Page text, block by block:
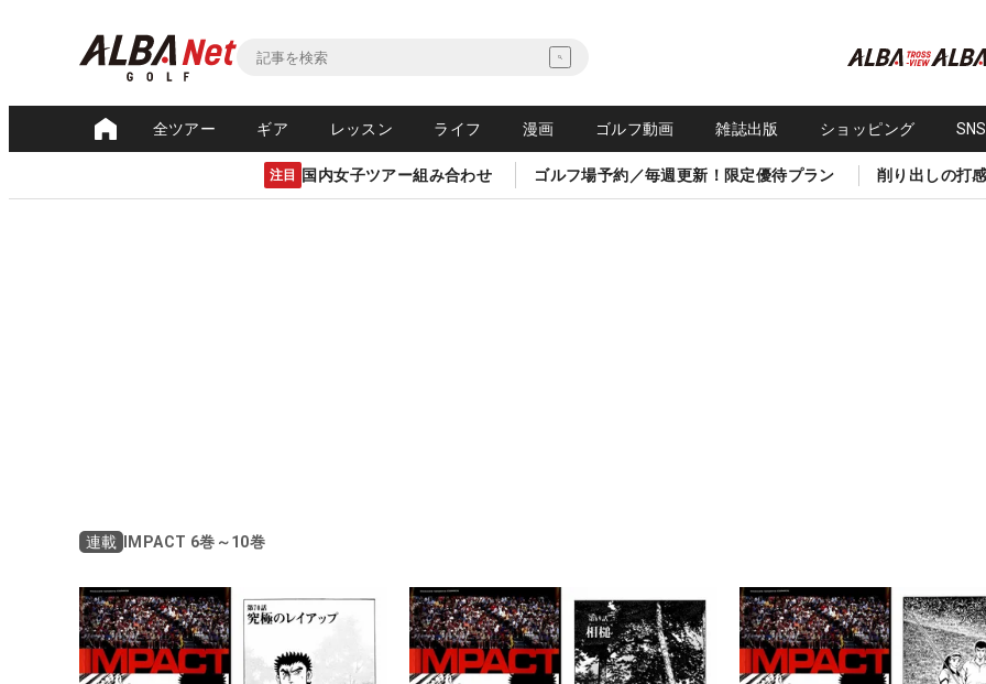
全ツアー ギア レッスン ライフ 漫画 ゴルフ動画 雑誌出版 ショッピング
注目 国内女子ツアー組み合わせ ゴルフ場予約／毎週更新！限定優待プラン 削り出しの打
連載 IMPACT 6巻～10巻